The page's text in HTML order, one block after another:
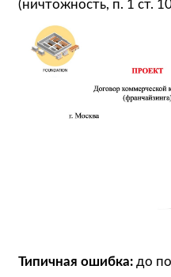
(ничтожность, п. 1 ст.
Типичная ошибка: до